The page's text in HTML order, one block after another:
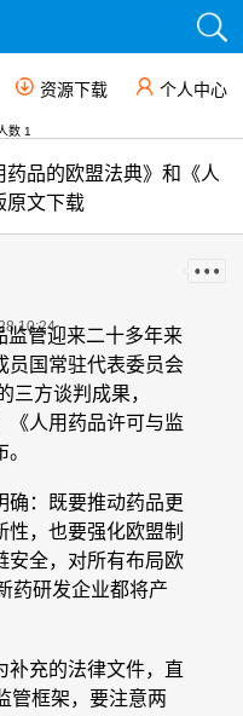
个人中心
资源下载
数 1
品的欧盟法典》和《人
原文下载
10:24
监管迎来二十多年来
员国常驻代表委员会
三方谈判成果，
《人用药品许可与监
确：既要推动药品更
，也要强化欧盟制
安全，对所有布局欧
药研发企业都将产
补充的法律文件，直
管框架，要注意两